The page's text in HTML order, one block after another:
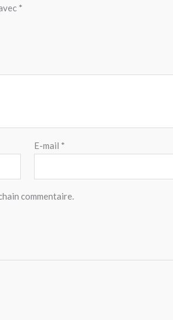
*
E-mail *
commentaire.